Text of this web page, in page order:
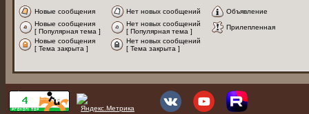
Новые сообщения Нет новых сообщений
Объявление
Новые сообщения
[ Популярная тема ]
Нет новых сообщений
[ Популярная тема ]
Прилепленная
Новые сообщения
[ Тема закрыта ]
Нет новых сообщений
[ Тема закрыта ]